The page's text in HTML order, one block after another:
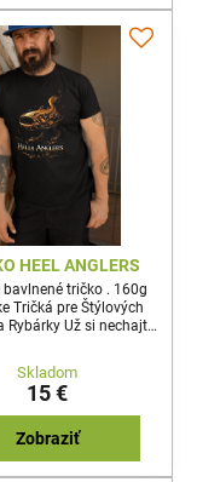
HEEL ANGLERS
bavlnené tričko . 160g
Tričká pre Štýlových
Rybárky Už si nechajte
vašich rybárskych
Skladom
15 €
Zobraziť